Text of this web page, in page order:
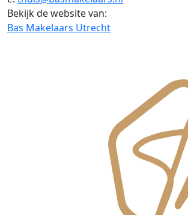
Bekijk de website van:
Bas Makelaars Utrecht